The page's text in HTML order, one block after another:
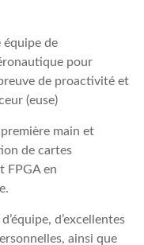
équipe de
pour
de proactivité et
(euse)
main et
de cartes
FPGA en
d’excellentes
ainsi que